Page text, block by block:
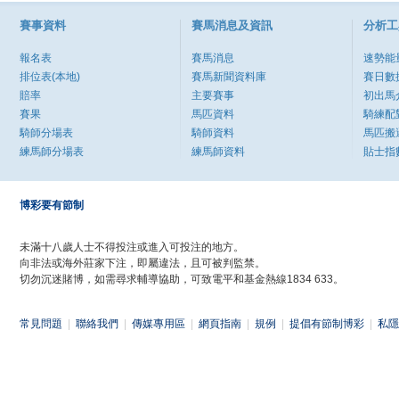
賽事資料
報名表
排位表(本地)
賠率
賽果
騎師分場表
練馬師分場表
賽馬消息及資訊
賽馬消息
賽馬新聞資料庫
主要賽事
馬匹資料
騎師資料
練馬師資料
分析
速勢能
賽日數
初出馬
騎練配
馬匹搬
貼士指
博彩要有節制
未滿十八歲人士不得投注或進入可投注的地方。
向非法或海外莊家下注，即屬違法，且可被判監禁。
切勿沉迷賭博，如需尋求輔導協助，可致電平和基金熱線1834 633。
常見問題 聯絡我們 傳媒專用區 網頁指南 規例 提倡有節制博彩 私